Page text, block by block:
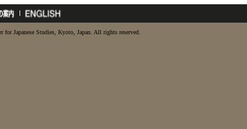
for Japanese Studies, Kyoto, Japan. All rights reserved.